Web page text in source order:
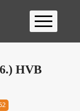
Kezdőlap
Ügyfélfogadás
HVB